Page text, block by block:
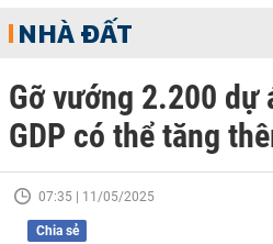
NHÀ ĐẤT
Gỡ vướng 2.200 dự
GDP có thể tăng
07:35 | 11/05/2025
Chia sẻ